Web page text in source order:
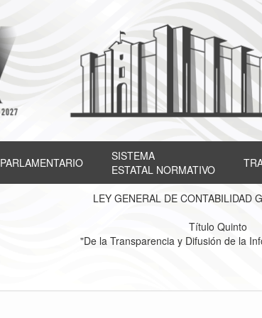
PARLAMENTARIO
SISTEMA
ESTATAL NORMATIVO
LEY GENERAL DE CONTABILIDAD
Título Quinto
"De la Transparencia y Difusión de la